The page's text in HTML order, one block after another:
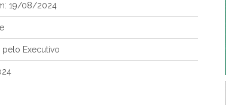
19/08/2024
pelo Executivo